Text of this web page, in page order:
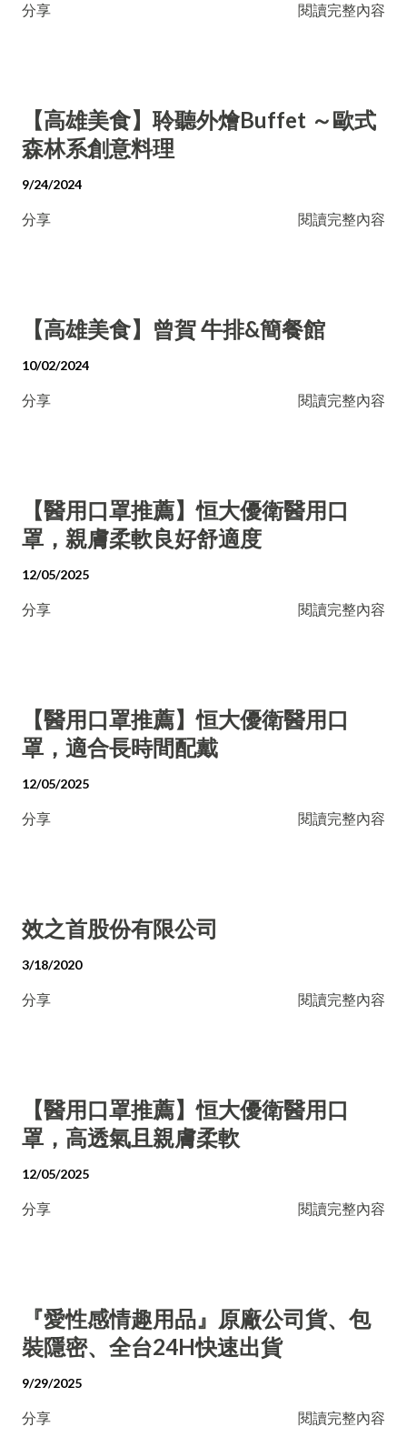
分享 閱讀完整內容
【高雄美食】聆聽外燴Buffet ～歐式
森林系創意料理
9/24/2024
分享 閱讀完整內容
【高雄美食】曾賀 牛排&簡餐館
10/02/2024
分享 閱讀完整內容
【醫用口罩推薦】恒大優衛醫用口
罩，親膚柔軟良好舒適度
12/05/2025
分享 閱讀完整內容
【醫用口罩推薦】恒大優衛醫用口
罩，適合長時間配戴
12/05/2025
分享 閱讀完整內容
效之首股份有限公司
3/18/2020
分享 閱讀完整內容
【醫用口罩推薦】恒大優衛醫用口
罩，高透氣且親膚柔軟
12/05/2025
分享 閱讀完整內容
『愛性感情趣用品』原廠公司貨、包
裝隱密、全台24H快速出貨
9/29/2025
分享 閱讀完整內容